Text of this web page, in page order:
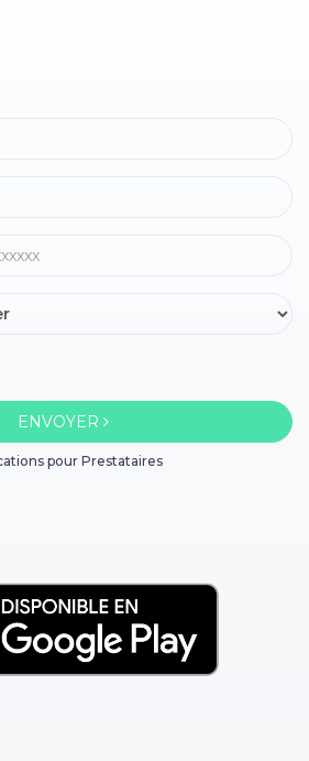
ENVOYER
pour Prestataires